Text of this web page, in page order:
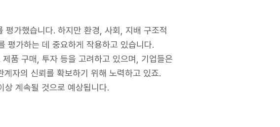
가했습니다. 하지만 환경, 사회, 지배 구조적
평가하는 데 중요하게 작용하고 있습니다.
품 구매, 투자 등을 고려하고 있으며, 기업들은
자의 신뢰를 확보하기 위해 노력하고 있죠.
상 계속될 것으로 예상됩니다.